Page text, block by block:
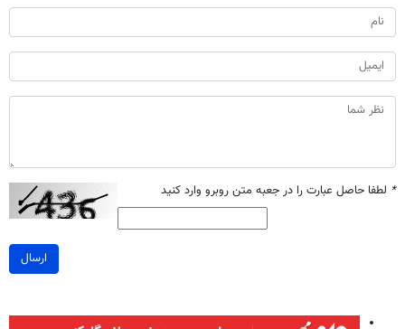
* لطفا حاصل عبارت را در جعبه متن روبرو وارد کنید
ارسال